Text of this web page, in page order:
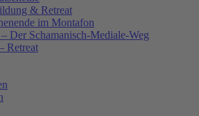
& Retreat
im Montafon
Der Schamanisch-Mediale-Weg
Retreat